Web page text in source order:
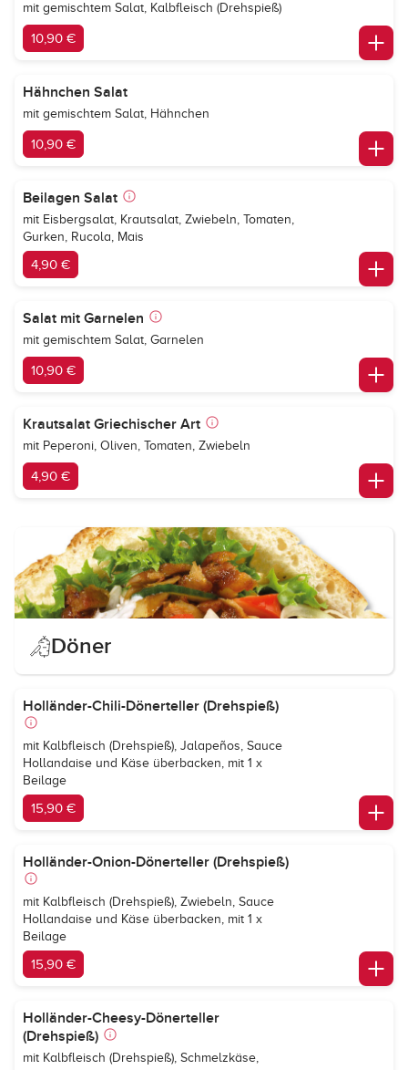
mit gemischtem Salat, Kalbfleisch (Drehspieß)
10,90 €
Hähnchen Salat
mit gemischtem Salat, Hähnchen
10,90 €
Beilagen Salat
mit Eisbergsalat, Krautsalat, Zwiebeln, Tomaten,
Gurken, Rucola, Mais
4,90 €
Salat mit Garnelen
mit gemischtem Salat, Garnelen
10,90 €
Krautsalat Griechischer Art
mit Peperoni, Oliven, Tomaten, Zwiebeln
4,90 €
Döner
Holländer-Chili-Dönerteller (Drehspieß)
mit Kalbfleisch (Drehspieß), Jalapeños, Sauce
Hollandaise und Käse überbacken, mit 1 x
Beilage
15,90 €
Holländer-Onion-Dönerteller (Drehspieß)
mit Kalbfleisch (Drehspieß), Zwiebeln, Sauce
Hollandaise und Käse überbacken, mit 1 x
Beilage
15,90 €
Holländer-Cheesy-Dönerteller
(Drehspieß)
mit Kalbfleisch (Drehspieß), Schmelzkäse,